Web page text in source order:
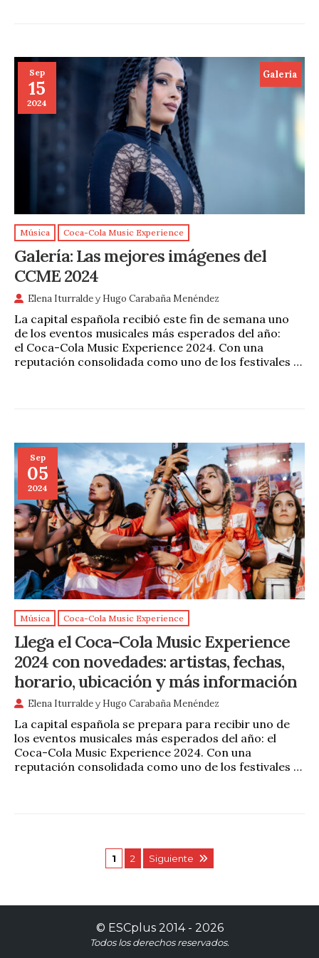
Sep
15
2024
Galeria
Música Coca-Cola Music Experience
Galería: Las mejores imágenes del
CCME 2024
Elena Iturraldey Hugo Carabaña Menéndez
La capital española recibió este fin de semana uno
de los eventos musicales más esperados del año:
el Coca-Cola Music Experience 2024. Con una
reputación consolidada como uno de los festivales …
Sep
05
2024
Música Coca-Cola Music Experience
Llega el Coca-Cola Music Experience
2024 con novedades: artistas, fechas,
horario, ubicación y más información
Elena Iturraldey Hugo Carabaña Menéndez
La capital española se prepara para recibir uno de
los eventos musicales más esperados del año: el
Coca-Cola Music Experience 2024. Con una
reputación consolidada como uno de los festivales …
1 2 Siguiente
© ESCplus2014 - 2026
Todos los derechos reservados.